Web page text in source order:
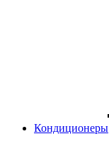
Кондиционеры